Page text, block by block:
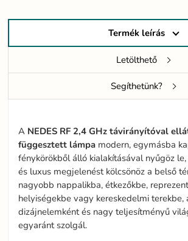
Termék leírás
Letölthető
Segíthetünk?
A NEDES RF 2,4 GHz távirányítóval
függesztett lámpa modern, egymásba
fénykörökből álló kialakításával nyűgöz
és luxus megjelenést kölcsönöz a belső
nagyobb nappalikba, étkezőkbe,
helyiségekbe vagy kereskedelmi terekbe,
dizájnelemként és nagy teljesítményű
egyaránt szolgál.